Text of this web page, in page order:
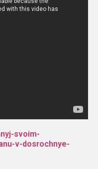
svoim-
v-dosrochnye-